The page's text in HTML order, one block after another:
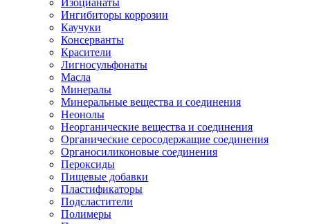
Изоцианаты
Ингибиторы коррозии
Каучуки
Консерванты
Красители
Лигносульфонаты
Масла
Минералы
Минеральные вещества и соединения
Неонолы
Неорганические вещества и соединения
Органические серосодержащие соединения
Органосиликоновые соединения
Пероксиды
Пищевые добавки
Пластификаторы
Подсластители
Полимеры